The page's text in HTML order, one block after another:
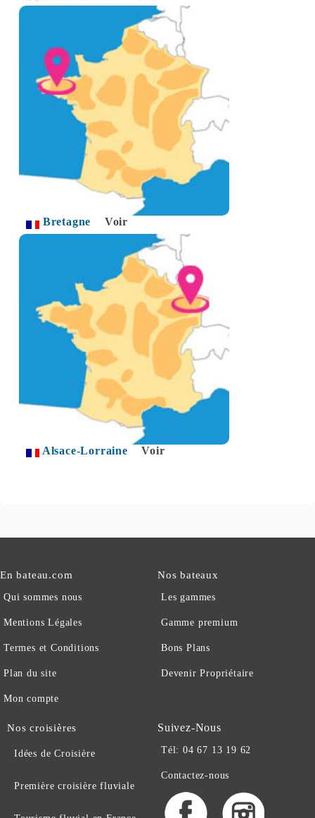
Bretagne Voir
Alsace-Lorraine Voir
En bateau.com
Qui sommes nous
Mentions Légales
Termes et Conditions
Plan du site
Mon compte
Nos bateaux
Les gammes
Gamme premium
Bons Plans
Devenir Propriétaire
Nos croisières
Idées de Croisière
Première croisière fluviale
Suivez-Nous
Tél: 04 67 13 19 62
Contactez-nous